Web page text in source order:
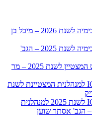
פרס המורה המצטיין לכימיה לשנת 2026 – מיכל בן
פרס המורה המצטיין לכימיה לשנת 2025 – הגב'
פרס לסטודנט דוקטורט המצטיין לשנת 2025 – מר
פרס ICS–BioAnalytics למנהלנית המצטיינת לשנת
פרס ICS–BioAnalytics לשנת 2025 למנהלנית